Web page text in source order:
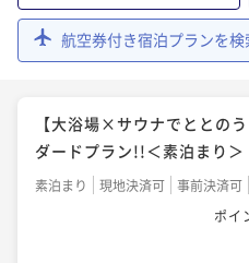
【15時イン-13時アウト】
付き≫
ポイ
【清掃不要のお客様限定
航空券付き宿泊プランを検
【大浴場×サウナでととの
ダードプラン!!＜素泊まり＞
素泊まり 現地決済可 事前決済可
ポイ